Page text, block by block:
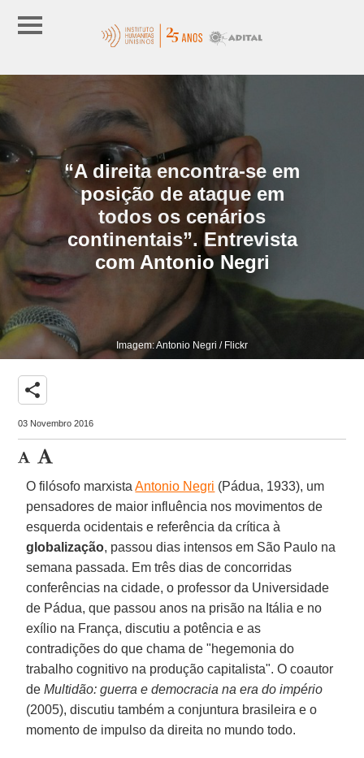
“A direita encontra-se em
posição de ataque em
todos os cenários
continentais”. Entrevista
com Antonio Negri
Imagem: Antonio Negri / Flickr
share
03 Novembro 2016
O filósofo marxistaAntonio Negri (Pádua, 1933), um
pensadores de maior influência nos movimentos de
esquerda ocidentais e referência da crítica à
globalização, passou dias intensos em São Paulo na
semana passada. Em três dias de concorridas
conferências na cidade, o professor da Universidade
de Pádua, que passou anos na prisão na Itália e no
exílio na França, discutiu a potência e as
contradições do que chama de "hegemonia do
trabalho cognitivo na produção capitalista". O coautor
deMultidão: guerra e democracia na era do império
(2005), discutiu também a conjuntura brasileira e o
momento de impulso da direita no mundo todo.